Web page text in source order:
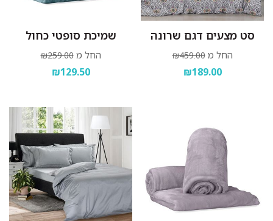
סט מצעים דגם שרונה
החל מ ₪459.00
₪189.00
שמיכת סופטי כחול
החל מ ₪259.00
₪129.50